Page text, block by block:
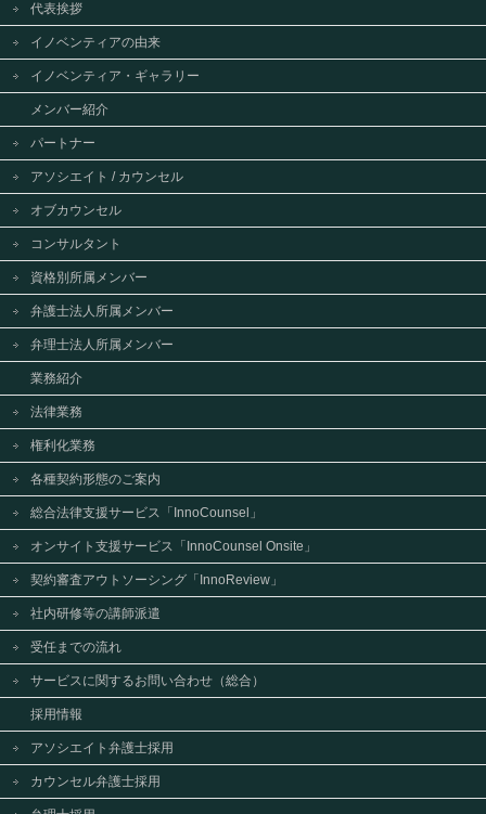
代表挨拶
イノベンティアの由来
イノベンティア・ギャラリー
メンバー紹介
パートナー
アソシエイト / カウンセル
オブカウンセル
コンサルタント
資格別所属メンバー
弁護士法人所属メンバー
弁理士法人所属メンバー
業務紹介
法律業務
権利化業務
各種契約形態のご案内
総合法律支援サービス「InnoCounsel」
オンサイト支援サービス「InnoCounsel Onsite」
契約審査アウトソーシング「InnoReview」
社内研修等の講師派遣
受任までの流れ
サービスに関するお問い合わせ（総合）
採用情報
アソシエイト弁護士採用
カウンセル弁護士採用